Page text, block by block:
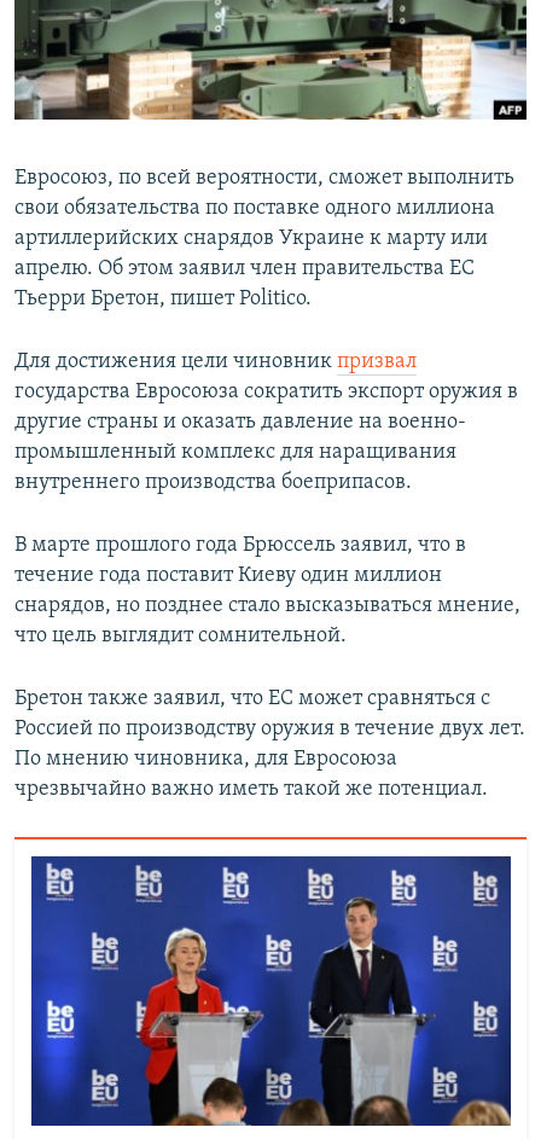
Евросоюз, по всей вероятности, сможет выполнить
свои обязательства по поставке одного миллиона
артиллерийских снарядов Украине к марту или
апрелю. Об этом заявил член правительства ЕС
Тьерри Бретон, пишет Politico.
Для достижения цели чиновник призвал
государства Евросоюза сократить экспорт оружия в
другие страны и оказать давление на военно-
промышленный комплекс для наращивания
внутреннего производства боеприпасов.
В марте прошлого года Брюссель заявил, что в
течение года поставит Киеву один миллион
снарядов, но позднее стало высказываться мнение,
что цель выглядит сомнительной.
Бретон также заявил, что ЕС может сравняться с
Россией по производству оружия в течение двух лет.
По мнению чиновника, для Евросоюза
чрезвычайно важно иметь такой же потенциал.